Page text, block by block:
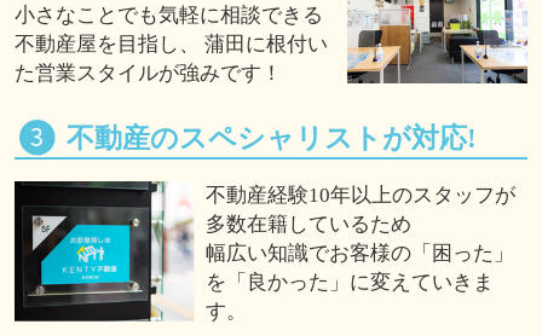
小さなことでも気軽に相談できる
不動産屋を目指し、 蒲田に根付い
た営業スタイルが強みです！
不動産のスペシャリストが対応!
不動産経験10年以上のスタッフが
多数在籍しているため
幅広い知識でお客様の「困った」
を「良かった」に変えていきま
す。